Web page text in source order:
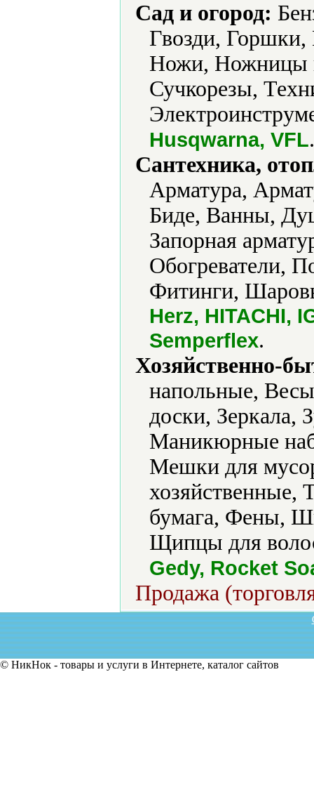
Сад и огород:
Гвозди, Горшки,
Ножи, Ножницы
Сучкорезы,
Husqwarna, VFL.
Сантехника,
Арматура,
Биде, Ванны,
Запорная
Обогреватели,
Фитинги,
Herz, HITACHI,
Semperflex.
Хозяйственно-
напольные,
доски, Зеркала,
Маникюрные
Мешки для
хозяйственные,
бумага, Фены,
Щипцы для
Gedy, Rocket
Продажа
© НикНок - товары и услуги в Интернете, каталог сайтов